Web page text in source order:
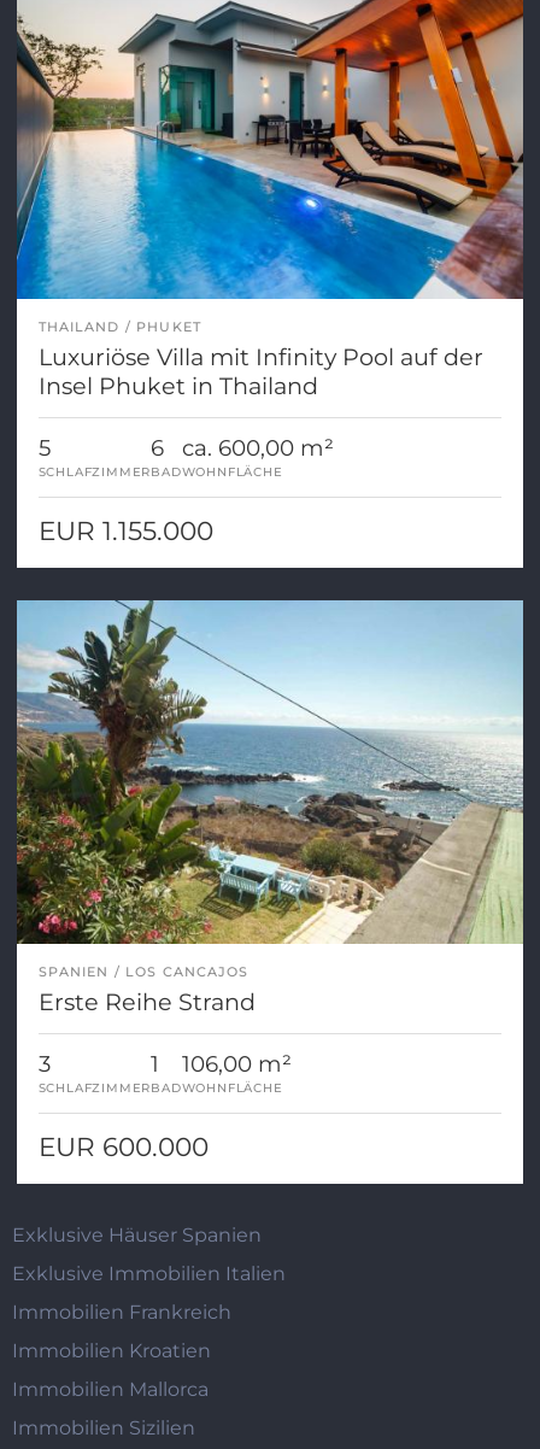
THAILAND PHUKET
Luxuriöse Villa mit Infinity Pool auf der
Insel Phuket in Thailand
5
SCHLAFZIMMER
6
BAD
ca. 600,00 m²
WOHNFLÄCHE
EUR 1.155.000
SPANIEN LOS CANCAJOS
Erste Reihe Strand
3
SCHLAFZIMMER
1
BAD
106,00 m²
WOHNFLÄCHE
EUR 600.000
Exklusive Häuser Spanien
Exklusive Immobilien Italien
Immobilien Frankreich
Immobilien Kroatien
Immobilien Mallorca
Immobilien Sizilien